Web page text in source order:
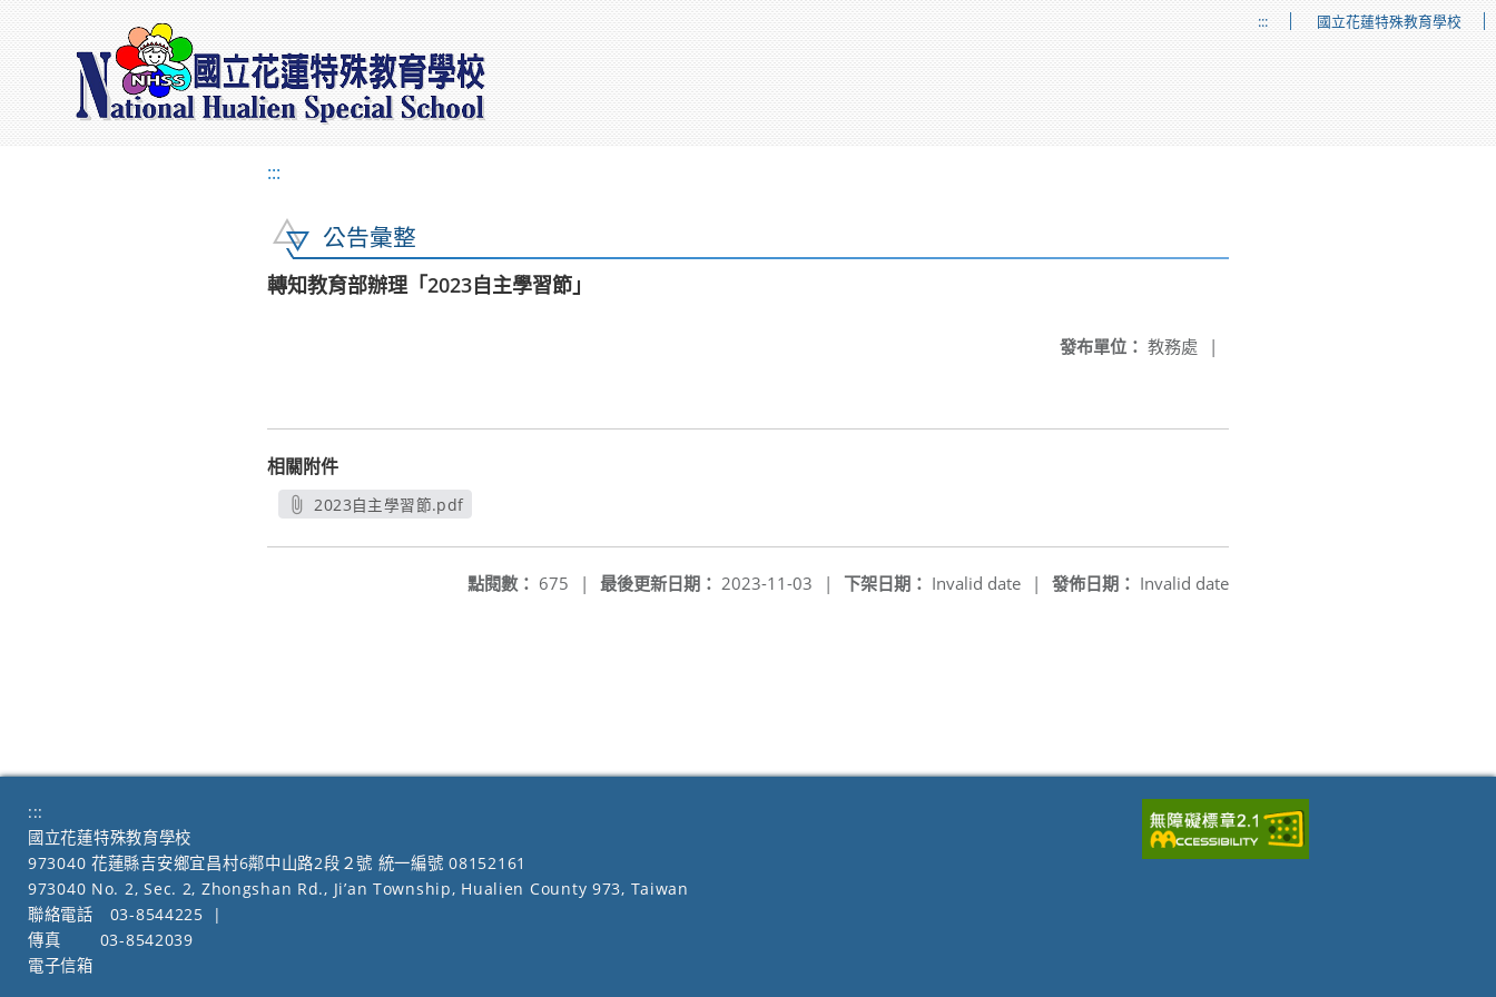
::: 國立花蓮特殊教育學校
:::
公告彙整
轉知教育部辦理「2023自主學習節」
發布單位： 教務處 |
相關附件
2023自主學習節.pdf
發佈日期： Invalid date
下架日期： Invalid date |
最後更新日期： 2023-11-03 |
點閱數： 675 |
:::
國立花蓮特殊教育學校
973040 花蓮縣吉安鄉宜昌村6鄰中山路2段２號 統一編號 08152161
973040 No. 2, Sec. 2, Zhongshan Rd., Ji’an Township, Hualien County 973, Taiwan
聯絡電話
03-8544225
|
傳真
03-8542039
電子信箱